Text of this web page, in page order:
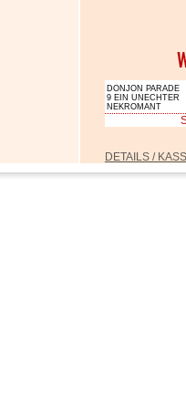
DONJON PARADE
9 EIN UNECHTER
NEKROMANT
DETAILS /